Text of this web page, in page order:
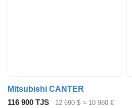
Mitsubishi CANTER
116 900 TJS
12 690 $ ≈ 10 980 €